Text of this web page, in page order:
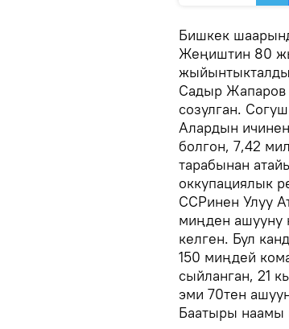
Бишкек
Жеңиштин 80
Садыр Жапаров
созулган.
Алардын
болгон, 7,42
тарабынан
оккупациялык
ССРинен Улуу
миңден ашууну
келген. Бул
150 миңдей
сыйланган, 21
эми 70тен
Баатыры наамы